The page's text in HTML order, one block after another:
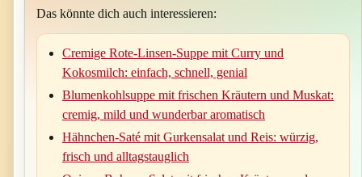
Das könnte dich auch interessieren:
Cremige Rote-Linsen-Suppe mit Curry und
Kokosmilch: einfach, schnell, genial
Blumenkohlsuppe mit frischen Kräutern und Muskat:
cremig, mild und wunderbar aromatisch
Hähnchen-Saté mit Gurkensalat und Reis: würzig,
frisch und alltagstauglich